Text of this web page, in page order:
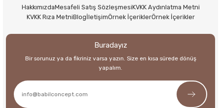
HakkımızdaMesafeli Satış SözleşmesiKVKK Aydınlatma Metni
KVKK Rıza MetniBlogİletişimÖrnek İçeriklerÖrnek İçerikler
Buradayız
Bir sorunuz ya da fikriniz varsa yazın. Size en kısa sürede dönüş
yapalım.